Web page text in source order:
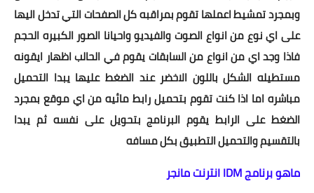
وبمجرد تمشيط اعملها تقوم بمراقبه كل الصفحات التي تدخل اليها
على اي نوع من انواع الصوت والفيديو واحيانا الصور الكبيره الحجم
فاذا وجد اي من انواع من السابقات يقوم في الحالب اظهار ايقونه
مستطيله الشكل باللون الاخضر عند الضغط عليها يبدا التحميل
مباشره اما اذا كنت تقوم بتحميل رابط مائيه من اي موقع بمجرد
الضغط على الرابط يقوم البرنامج بتحويل على نفسه ثم يبدا
بالتقسيم والتحميل التطبيق بكل مسافه
ماهو برنامج IDM انترنت مانجر